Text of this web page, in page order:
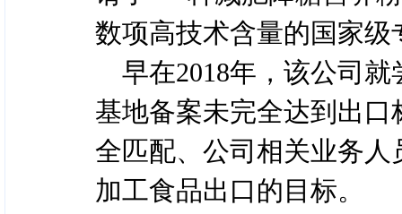
数项高技术含量的国家级
早在2018年，该公司
基地备案未完全达到出
全匹配、公司相关业务
加工食品出口的目标。